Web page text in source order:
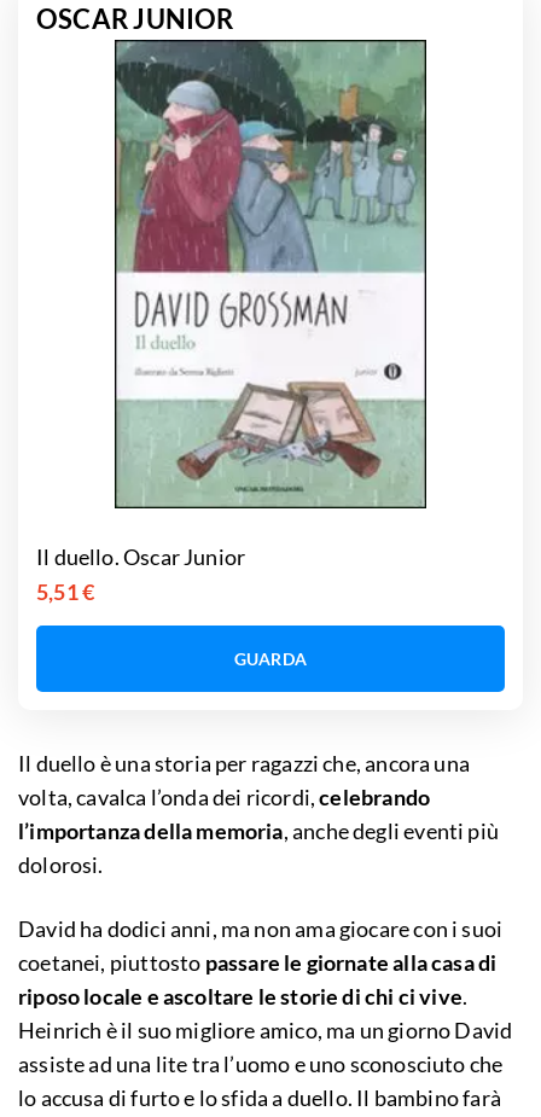
OSCAR JUNIOR
Il duello. Oscar Junior
5,51 €
GUARDA
Il duello è una storia per ragazzi che, ancora una
volta, cavalca l’onda dei ricordi,celebrando
l’importanza della memoria, anche degli eventi più
dolorosi.
David ha dodici anni, ma non ama giocare con i suoi
coetanei, piuttosto passare le giornate alla casa di
riposo locale e ascoltare le storie di chi ci vive.
Heinrich è il suo migliore amico, ma un giorno David
assiste ad una lite tra l’uomo e uno sconosciuto che
lo accusa di furto e lo sfida a duello. Il bambino farà